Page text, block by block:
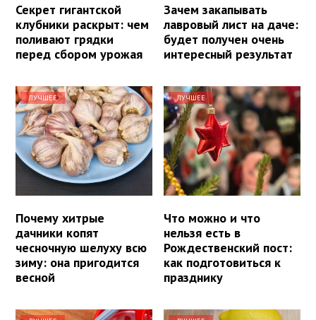
Секрет гигантской
клубники раскрыт: чем
поливают грядки
перед сбором урожая
Зачем закапывать
лавровый лист на даче:
будет получен очень
интересный результат
ЛУЧШЕЕ
Почему хитрые
дачники копят
чесночную шелуху всю
зиму: она пригодится
весной
ЛУЧШЕЕ
Что можно и что
нельзя есть в
Рождественский пост:
как подготовиться к
празднику